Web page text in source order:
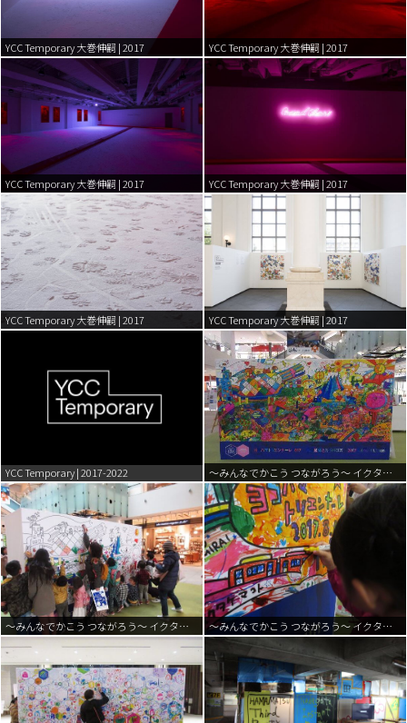
YCC Temporary 大巻伸嗣 | 2017 YCC Temporary 大巻伸嗣 | 2017
YCC Temporary 大巻伸嗣 | 2017 YCC Temporary 大巻伸嗣 | 2017
YCC Temporary 大巻伸嗣 | 2017 YCC Temporary 大巻伸嗣 | 2017
YCC Temporary | 2017-2022 ～みんなでかこう つながろう～ イクタケマコト | 2017
～みんなでかこう つながろう～ イクタケマコト | 2017 ～みんなでかこう つながろう～ イクタケマコト | 2017